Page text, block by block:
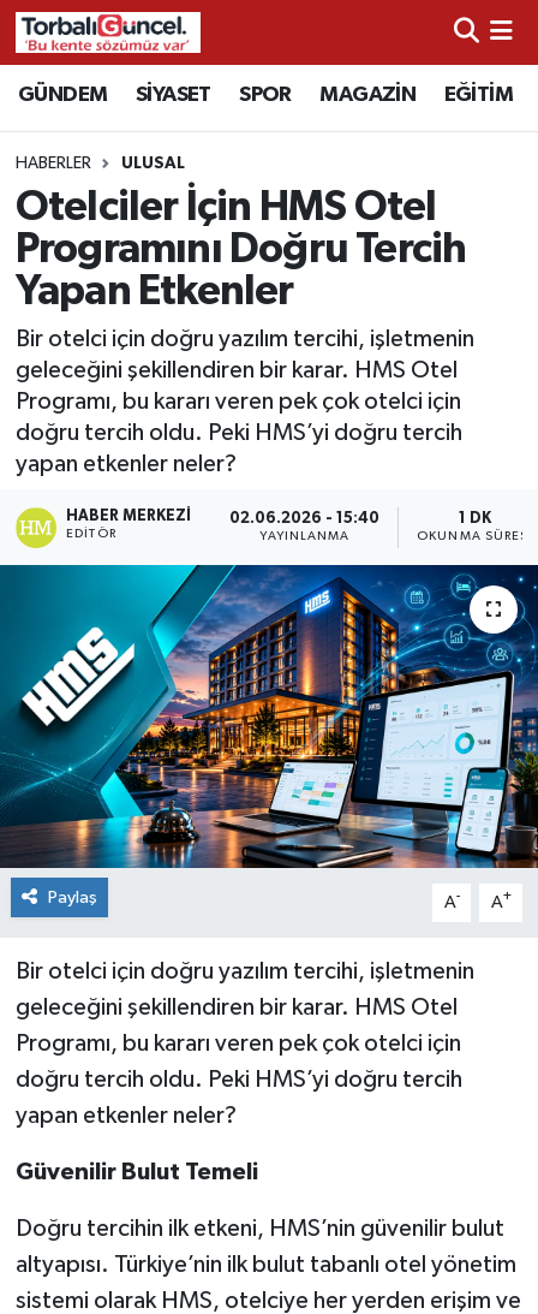
GÜNDEM SİYASET SPOR MAGAZİN EĞİTİM
HABERLER ULUSAL
Otelciler İçin HMS Otel
Programını Doğru Tercih
Yapan Etkenler
Bir otelci için doğru yazılım tercihi, işletmenin
geleceğini şekillendiren bir karar. HMS Otel
Programı, bu kararı veren pek çok otelci için
doğru tercih oldu. Peki HMS’yi doğru tercih
yapan etkenler neler?
HABER MERKEZI
EDITÖR
02.06.2026 - 15:40
YAYINLANMA
1 DK
OKUNMA SÜRESI
Paylaş A- A+
Bir otelci için doğru yazılım tercihi, işletmenin
geleceğini şekillendiren bir karar. HMS Otel
Programı, bu kararı veren pek çok otelci için
doğru tercih oldu. Peki HMS’yi doğru tercih
yapan etkenler neler?
Güvenilir Bulut Temeli
Doğru tercihin ilk etkeni, HMS’nin güvenilir bulut
altyapısı. Türkiye’nin ilk bulut tabanlı otel yönetim
sistemi olarak HMS, otelciye her yerden erişim ve
İzmir Nöbetçi Eczaneler
İzmir Hava Durumu
İzmir Namaz Vakitleri
İzmir Trafik Yoğunluk Haritası
Süper Lig Puan Durumu ve Fikstür
Tüm Manşetler
Son Dakika Haberleri
Haber Arşivi